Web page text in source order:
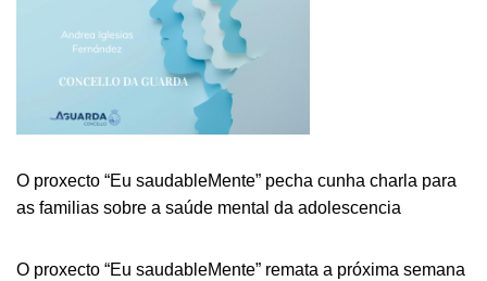
O proxecto “Eu saudableMente” pecha cunha charla para
as familias sobre a saúde mental da adolescencia
O proxecto “Eu saudableMente” remata a próxima semana